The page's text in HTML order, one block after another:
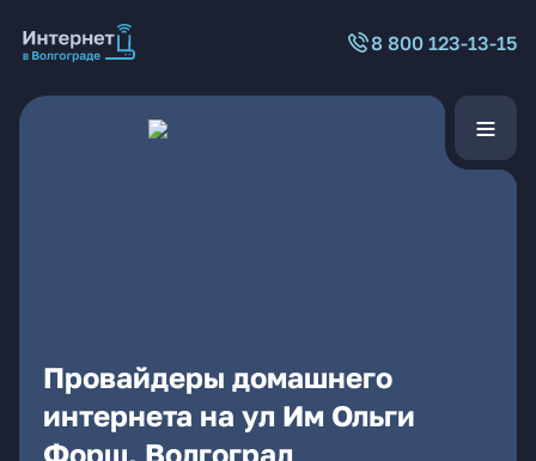
8 800 123-13-15
Провайдеры домашнего
интернета на ул Им Ольги
Форш, Волгоград